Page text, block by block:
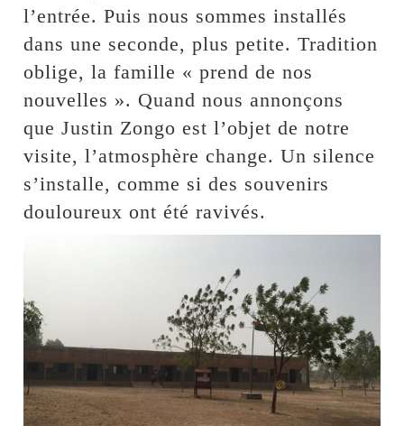
l’entrée. Puis nous sommes installés
dans une seconde, plus petite. Tradition
oblige, la famille « prend de nos
nouvelles ». Quand nous annonçons
que Justin Zongo est l’objet de notre
visite, l’atmosphère change. Un silence
s’installe, comme si des souvenirs
douloureux ont été ravivés.